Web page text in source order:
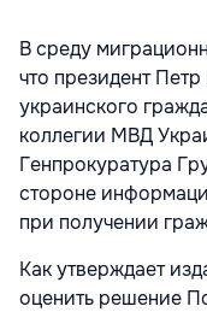
В среду
что президент
украинского
коллегии МВД
Генпрокуратура
стороне
при получении
Как утверждает
оценить решение